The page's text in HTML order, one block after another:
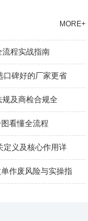
MORE+
流程实战指南
口碑好的厂家更省
规及商检合规全
看懂全流程
定义及核心作用详
作废风险与实操指